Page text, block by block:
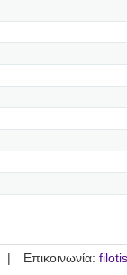
Επικοινωνία: